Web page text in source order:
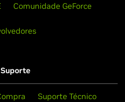
Comunidade GeForce
Suporte
Suporte Técnico